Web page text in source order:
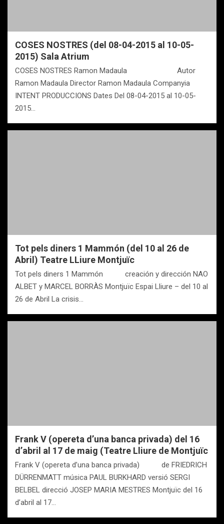
COSES NOSTRES (del 08-04-2015 al 10-05-
2015) Sala Atrium
COSES NOSTRES Ramon Madaula Autor
Ramon Madaula Director Ramon Madaula Companyia
INTENT PRODUCCIONS Dates Del 08-04-2015 al 10-05-
2015…
Tot pels diners 1 Mammón (del 10 al 26 de
Abril) Teatre LLiure Montjuïc
Tot pels diners 1 Mammón creación y dirección NAO
ALBET y MARCEL BORRÀS Montjuïc Espai Lliure – del 10 al
26 de Abril La crisis…
Frank V (opereta d’una banca privada) del 16
d’abril al 17 de maig (Teatre Lliure de Montjuïc
Frank V (opereta d’una banca privada) de FRIEDRICH
DÜRRENMATT música PAUL BURKHARD versió SERGI
BELBEL direcció JOSEP MARIA MESTRES Montjuïc del 16
d’abril al 17…